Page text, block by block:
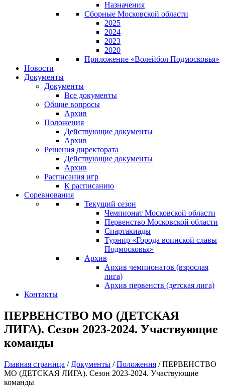
Назначения
Сборные Московской области
2025
2024
2023
2020
Приложение «Волейбол Подмосковья»
Новости
Документы
Документы
Все документы
Общие вопросы
Архив
Положения
Действующие документы
Архив
Решения директората
Действующие документы
Архив
Расписания игр
К расписанию
Соревнования
Текущий сезон
Чемпионат Московской области
Первенство Московской области
Спартакиады
Турнир «Города воинской славы
Подмосковья»
Архив
Архив чемпионатов (взрослая
лига)
Архив первенств (детская лига)
Контакты
ПЕРВЕНСТВО МО (ДЕТСКАЯ
ЛИГА). Сезон 2023-2024. Участвующие
команды
Главная страница / Документы /Положения /ПЕРВЕНСТВО
МО (ДЕТСКАЯ ЛИГА). Сезон 2023-2024. Участвующие
команды